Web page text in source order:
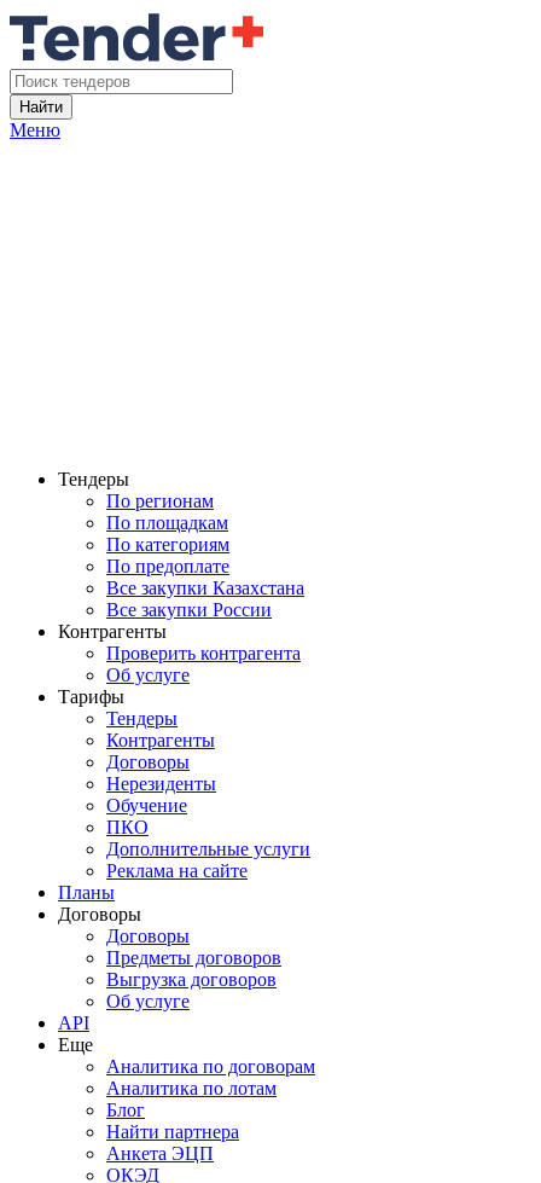
Найти
Меню
Тендеры
По регионам
По площадкам
По категориям
По предоплате
Все закупки Казахстана
Все закупки России
Контрагенты
Проверить контрагента
Об услуге
Тарифы
Тендеры
Контрагенты
Договоры
Нерезиденты
Обучение
ПКО
Дополнительные услуги
Реклама на сайте
Планы
Договоры
Договоры
Предметы договоров
Выгрузка договоров
Об услуге
API
Еще
Аналитика по договорам
Аналитика по лотам
Блог
Найти партнера
Анкета ЭЦП
ОКЭД